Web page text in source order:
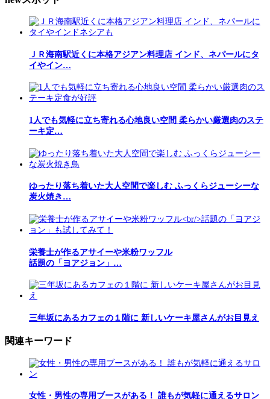
ＪＲ海南駅近くに本格アジアン料理店 インド、ネパールにタ
イやイン…
1人でも気軽に立ち寄れる心地良い空間 柔らかい厳選肉のステ
ーキ定…
ゆったり落ち着いた大人空間で楽しむ ふっくらジューシーな
炭火焼き…
栄養士が作るアサイーや米粉ワッフル
話題の「ヨアジョン」…
三年坂にあるカフェの１階に 新しいケーキ屋さんがお目見え
関連キーワード
女性・男性の専用ブースがある！ 誰もが気軽に通えるサロン